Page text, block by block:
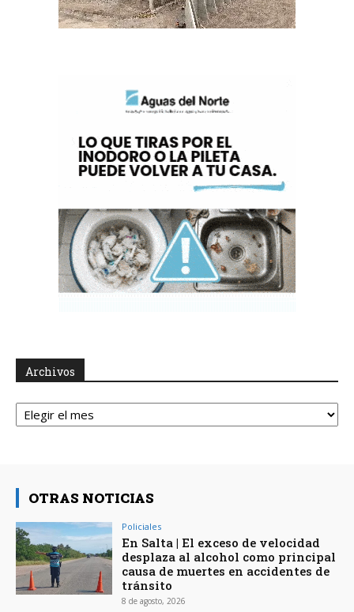
Archivos
Archivos
OTRAS NOTICIAS
Policiales
En Salta | El exceso de velocidad
desplaza al alcohol como principal
causa de muertes en accidentes de
tránsito
8 de agosto, 2026